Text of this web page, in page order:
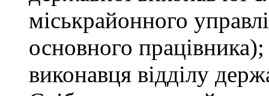
міськрайонного
основного
виконавця відділу